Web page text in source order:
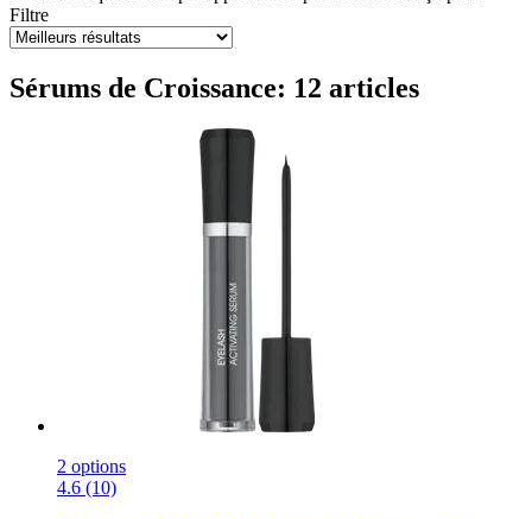
Filtre
Sérums de Croissance: 12 articles
2 options
4.6 (10)